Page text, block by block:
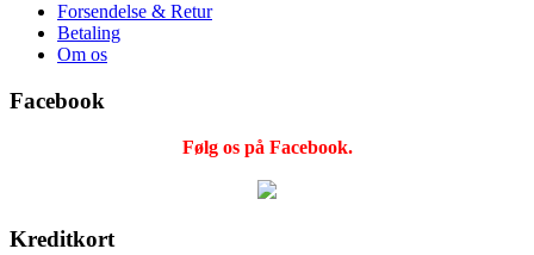
Forsendelse & Retur
Betaling
Om os
Facebook
Følg os på Facebook.
Kreditkort